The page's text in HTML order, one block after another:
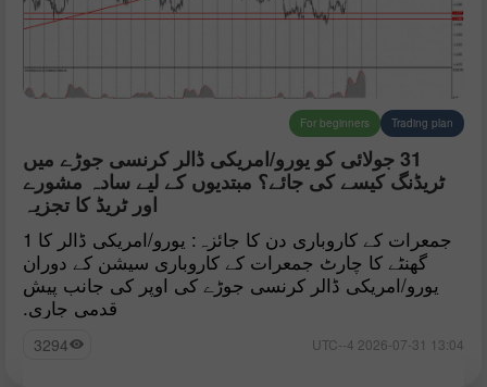
Trading plan
For beginners
31 جولائی کو یورو/امریکی ڈالر کرنسی جوڑے میں
ٹریڈنگ کیسے کی جائے؟ مبتدیوں کے لیے سادہ مشورے
اور ٹریڈ کا تجزیہ
جمعرات کے کاروباری دن کا جائزہ: یورو/امریکی ڈالر کا 1
گھنٹے کا چارٹ جمعرات کے کاروباری سیشن کے دوران
یورو/امریکی ڈالر کرنسی جوڑے کی اوپر کی جانب پیش
قدمی جاری.
13:04 2026-07-31 UTC--4
3294